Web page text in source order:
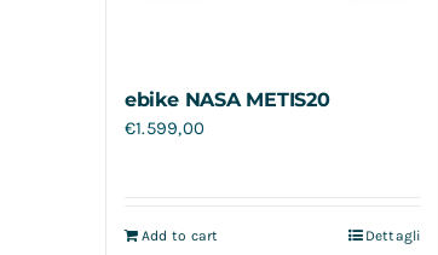
ebike NASA METIS20
€1.599,00
Add to cart Dettagli